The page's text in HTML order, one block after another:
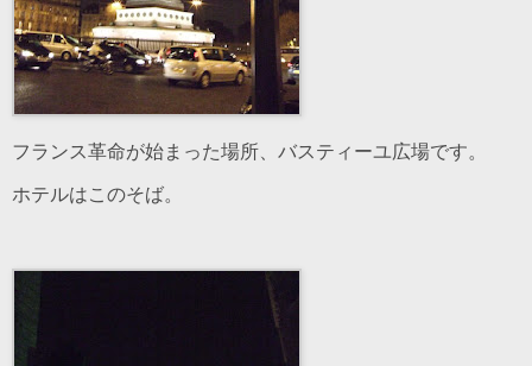
フランス革命が始まった場所、バスティーユ広場です。
ホテルはこのそば。